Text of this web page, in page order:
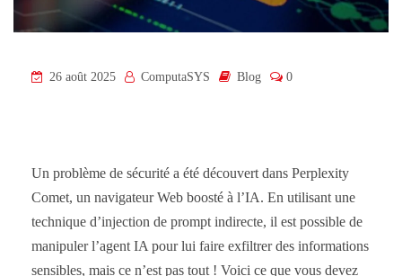
26 août 2025 ComputaSYS Blog 0
Un problème de sécurité a été découvert dans Perplexity
Comet, un navigateur Web boosté à l’IA. En utilisant une
technique d’injection de prompt indirecte, il est possible de
manipuler l’agent IA pour lui faire exfiltrer des informations
sensibles, mais ce n’est pas tout ! Voici ce que vous devez